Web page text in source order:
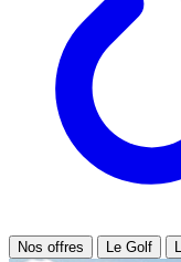
Nos offres Le Golf